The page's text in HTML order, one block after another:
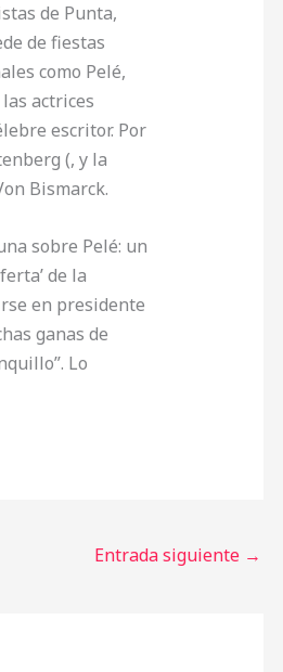
de Punta,
de fiestas
como Pelé,
actrices
escritor. Por
(, y la
Bismarck.
sobre Pelé: un
de la
en presidente
ganas de
Lo
Entrada siguiente →